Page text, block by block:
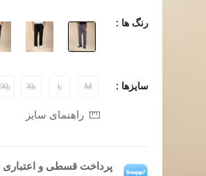
رنگ ها :
سایزها : M
L
XL
راهنمای سایز
پرداخت قسطی و اعتباری